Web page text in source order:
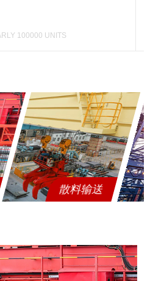
100000 UNITS
散料输送